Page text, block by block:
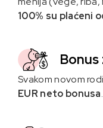
100% su plaćeni
Svakom novom
EUR neto bonusa.